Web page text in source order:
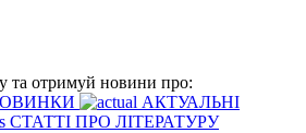
та отримуй новини про:
АКТУАЛЬНІ
СТАТТІ ПРО ЛІТЕРАТУРУ